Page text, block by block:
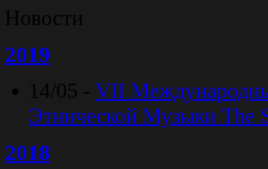
Новости
2019
14/05 - VII
Этнической Музыки The
2018